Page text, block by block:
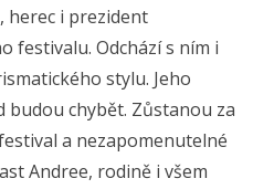
herec i prezident
festivalu. Odchází s ním i
stylu. Jeho
budou chybět. Zůstanou za
a nezapomenutelné
Andree, rodině i všem